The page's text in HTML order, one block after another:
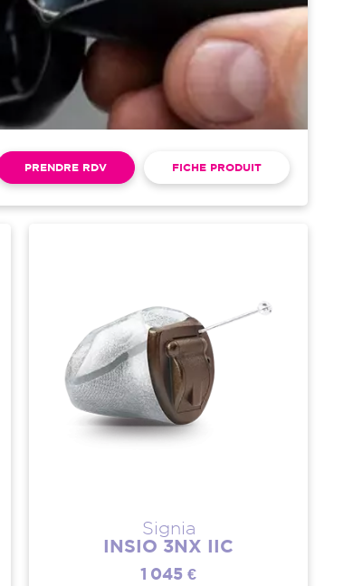
PRENDRE RDV FICHE PRODUIT
Signia
INSIO 3NX IIC
1 045 €